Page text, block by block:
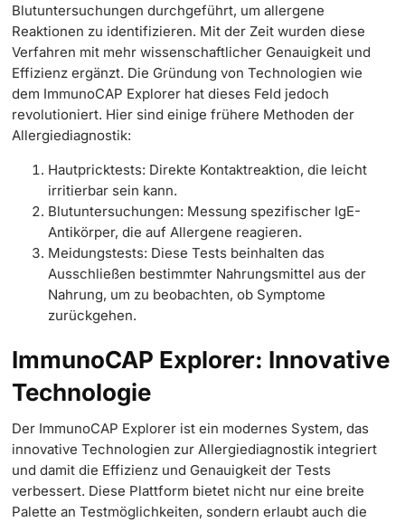
Blutuntersuchungen durchgeführt, um allergene
Reaktionen zu identifizieren. Mit der Zeit wurden diese
Verfahren mit mehr wissenschaftlicher Genauigkeit und
Effizienz ergänzt. Die Gründung von Technologien wie
dem ImmunoCAP Explorer hat dieses Feld jedoch
revolutioniert. Hier sind einige frühere Methoden der
Allergiediagnostik:
Hautpricktests: Direkte Kontaktreaktion, die leicht
irritierbar sein kann.
Blutuntersuchungen: Messung spezifischer IgE-
Antikörper, die auf Allergene reagieren.
Meidungstests: Diese Tests beinhalten das
Ausschließen bestimmter Nahrungsmittel aus der
Nahrung, um zu beobachten, ob Symptome
zurückgehen.
ImmunoCAP Explorer: Innovative
Technologie
Der ImmunoCAP Explorer ist ein modernes System, das
innovative Technologien zur Allergiediagnostik integriert
und damit die Effizienz und Genauigkeit der Tests
verbessert. Diese Plattform bietet nicht nur eine breite
Palette an Testmöglichkeiten, sondern erlaubt auch die